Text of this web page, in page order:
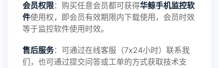
录文件改为自定义文件名称
提示：
提示1：为避免异常风险情况，传输对方手机数据文
会员权限：购买任意会员都可获得华鲸手机监控软
件使用权，即会员有效期限内下载使用，会员时效
等于监控软件使用时效。
售后服务：可通过在线客服（7x24小时）联系我
们，也可通过提交问答或工单的方式获取技术支